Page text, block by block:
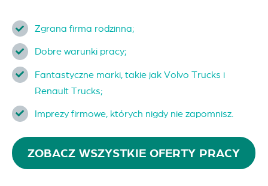
Zgrana firma rodzinna;
Dobre warunki pracy;
Fantastyczne marki, takie jak Volvo Trucks i
Renault Trucks;
Imprezy firmowe, których nigdy nie zapomnisz.
ZOBACZ WSZYSTKIE OFERTY PRACY